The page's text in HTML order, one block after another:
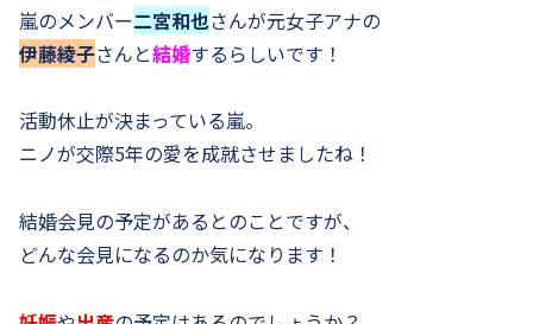
嵐のメンバー二宮和也さんが元女子アナの
伊藤綾子さんと結婚するらしいです！
活動休止が決まっている嵐。
ニノが交際5年の愛を成就させましたね！
結婚会見の予定があるとのことですが、
どんな会見になるのか気になります！